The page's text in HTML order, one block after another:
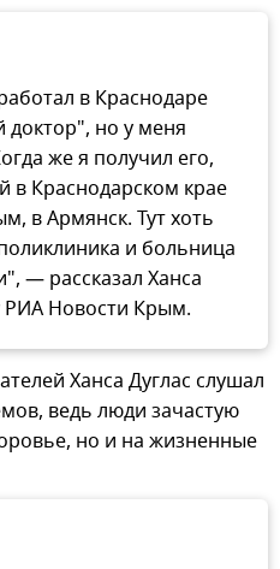
в Краснодаре
но у меня
же я получил его,
в Краснодарском крае
в Армянск. Тут хоть
и больница
— рассказал Ханса
РИА Новости Крым.
Ханса Дуглас слушал
ведь люди зачастую
но и на жизненные